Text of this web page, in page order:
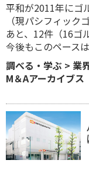
平和が2011年にゴ
（現パシフィッ
あと、12件（16ゴ
今後もこのペース
調べる・学ぶ > 業
M＆Aアーカイブス